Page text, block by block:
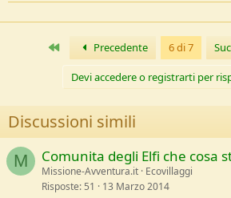
Primo Precedente 6 di 7
Devi accedere o registrarti per
Discussioni simili
M Comunita degli Elfi che cosa
Missione-Avventura.it Ecovillaggi
Risposte 51 13 Marzo 2014